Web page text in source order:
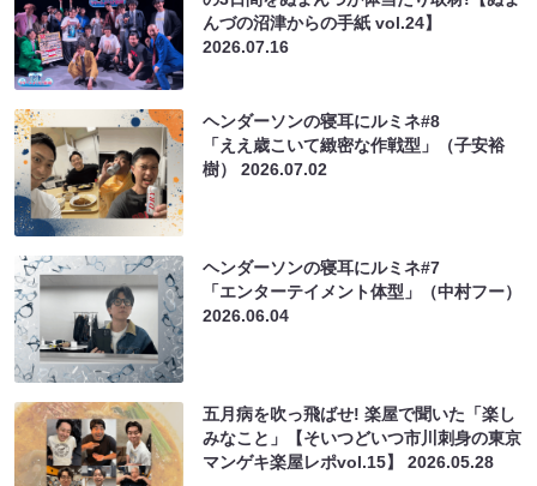
んづの沼津からの手紙 vol.24】
2026.07.16
ヘンダーソンの寝耳にルミネ#8
「ええ歳こいて緻密な作戦型」（子安裕
樹）2026.07.02
ヘンダーソンの寝耳にルミネ#7
「エンターテイメント体型」（中村フー）
2026.06.04
五月病を吹っ飛ばせ! 楽屋で聞いた「楽し
みなこと」【そいつどいつ市川刺身の東京
マンゲキ楽屋レポvol.15】2026.05.28